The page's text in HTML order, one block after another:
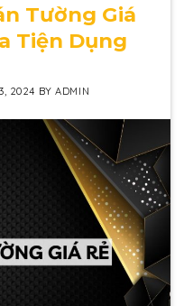
Tường Giá
Tiện Dụng
2024 BYADMIN